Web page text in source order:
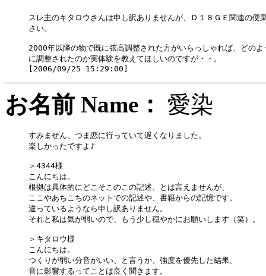
スレ主のキタロウさんは申し訳ありませんが、Ｄ１８ＧＥ関連の便
さい。
2000年以降の物で既に弦高調整された方がいらっしゃれば、どの
に調整されたのか実体験を教えてほしいのですが・・。
お名前 Name： 愛染
すみません、つま恋に行っていて遅くなりました。
楽しかったですよ♪
＞4344様
こんにちは。
根拠は具体的にどこそこのこの記述、とは言えませんが、
ここやあちこちのネットでの記述や、書籍からの記憶です。
違っているようなら申し訳ありません。
それと私は気が弱いので、もう少し穏やかにお願いします（笑）。
＞キタロウ様
こんにちは。
つくりが弱い分音がいい、と言うか、強度を優先した結果、
音に影響するってことは良く聞きます。